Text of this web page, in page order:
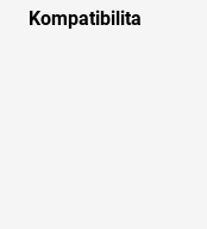
Kompatibilita